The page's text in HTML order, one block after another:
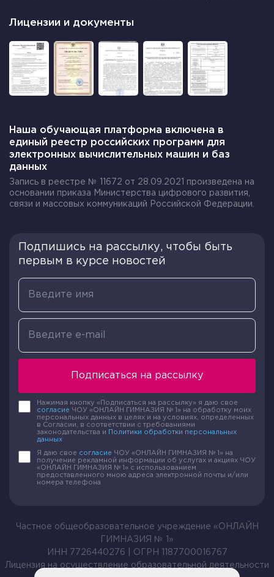
Лицензии и документы
Наша обучающая платформа включена в
единый реестр российских программ для
электронных вычислительных машин и баз
данных
Запись в реестре № 11672 от 28.09.2021 произведена на
основании приказа Министерства цифрового развития,
связи и массовых коммуникаций Российской Федерации.
Подпишись на рассылку, чтобы быть
первым в курсе новостей
Подписаться на рассылку
Нажимая кнопку «Подписаться на рассылку» я даю свое
согласие ЧОУ «ОНЛАЙН ГИМНАЗИЯ № 1» на обработку моих
персональных данных в целях и на условиях, определенных
в Согласии, в соответствии с требованиями
законодательства и
Политики обработки персональных
данных
Я даю свое согласие ЧОУ «ОНЛАЙН ГИМНАЗИЯ № 1» на
получение рекламной информации об услугах и акциях ЧОУ
«ОНЛАЙН ГИМНАЗИЯ № 1» с использованием
предоставленного мною адреса электронной почты и/или
номера телефона
Частное общеобразовательное учреждение «ОНЛАЙН
ГИМНАЗИЯ № 1»
ИНН 7726440276 | ОГРН 1187700016767
Лицензия на осуществление образовательной деятельности